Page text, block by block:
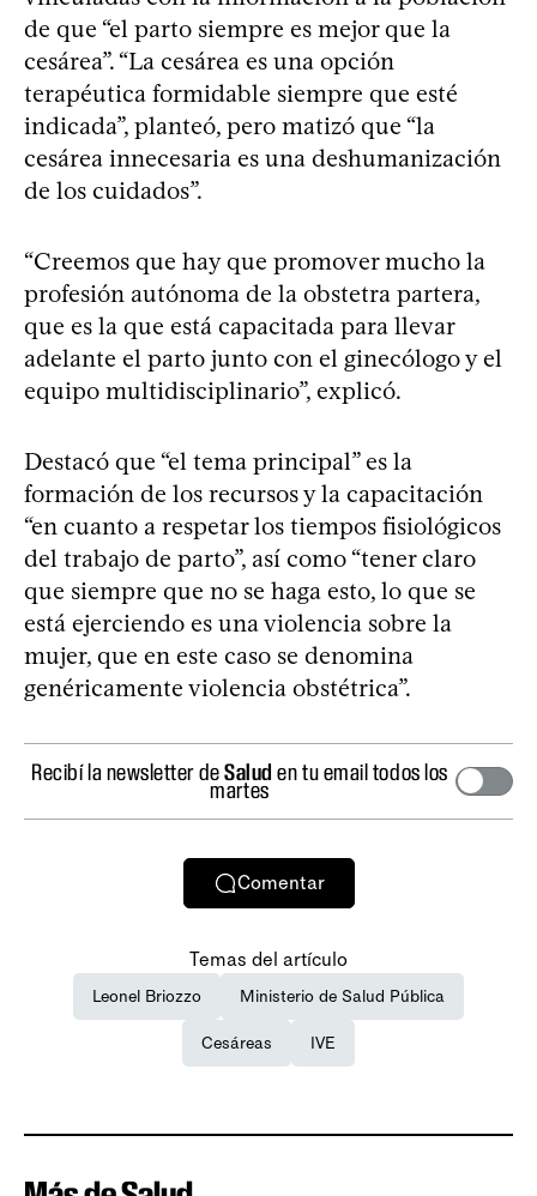
de que “el parto siempre es mejor que la
cesárea”. “La cesárea es una opción
terapéutica formidable siempre que esté
indicada”, planteó, pero matizó que “la
cesárea innecesaria es una deshumanización
de los cuidados”.
“Creemos que hay que promover mucho la
profesión autónoma de la obstetra partera,
que es la que está capacitada para llevar
adelante el parto junto con el ginecólogo y el
equipo multidisciplinario”, explicó.
Destacó que “el tema principal” es la
formación de los recursos y la capacitación
“en cuanto a respetar los tiempos fisiológicos
del trabajo de parto”, así como “tener claro
que siempre que no se haga esto, lo que se
está ejerciendo es una violencia sobre la
mujer, que en este caso se denomina
genéricamente violencia obstétrica”.
Recibí la newsletter deSalud en tu email todos los
martes
Comentar
Temas del artículo
Leonel Briozzo Ministerio de Salud Pública
Cesáreas IVE